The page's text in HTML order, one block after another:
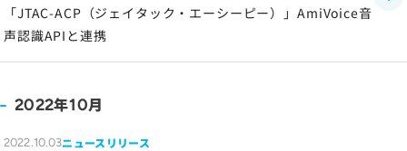
「JTAC-ACP（ジェイタック・エーシーピー）」AmiVoice音
声認識APIと連携
2022年10月
2022.10.03ニュースリリース